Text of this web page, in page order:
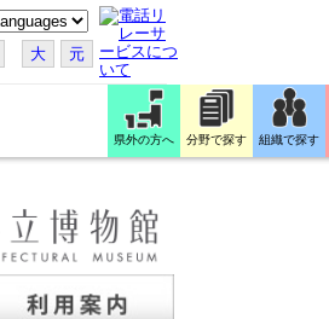
大 元
県外の方へ 分野で探す 組織で探す